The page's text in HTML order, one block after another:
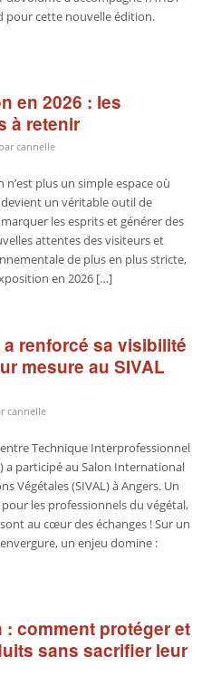
pour cette nouvelle édition.
en 2026 : les
à retenir
parcannelle
n’est plus un simple espace où
devient un véritable outil de
les esprits et générer des
attentes des visiteurs et
de plus en plus stricte,
en 2026 […]
a renforcé sa visibilité
mesure au SIVAL
cannelle
Technique Interprofessionnel
a participé au Salon International
Végétales (SIVAL) à Angers. Un
les professionnels du végétal,
au cœur des échanges ! Sur un
un enjeu domine :
: comment protéger et
sans sacrifier leur